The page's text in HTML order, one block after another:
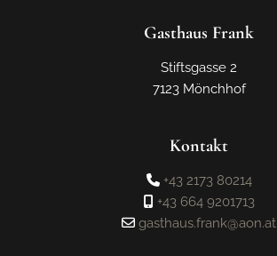
Gasthaus Frank
Stiftsgasse 2
7123 Mönchhof
Kontakt
 +43 2173 80214
 +43 664 9201713
 gasthaus.frank@aon.at